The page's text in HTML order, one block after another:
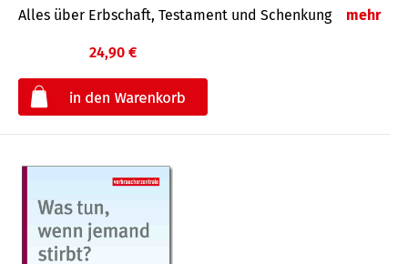
Alles über Erbschaft, Testament und Schenkung mehr
24,90 €